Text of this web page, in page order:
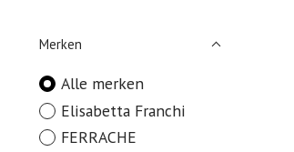
Merken
Alle merken
Elisabetta Franchi
FERRACHE